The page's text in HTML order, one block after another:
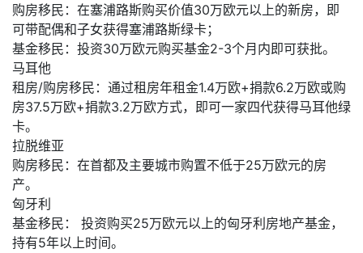
购房移民：在塞浦路斯购买价值30万欧元以上的新房，即
可带配偶和子女获得塞浦路斯绿卡；
基金移民：投资30万欧元购买基金2-3个月内即可获批。
马耳他
租房/购房移民：通过租房年租金1.4万欧+捐款6.2万欧或购
房37.5万欧+捐款3.2万欧方式，即可一家四代获得马耳他绿
卡。
拉脱维亚
购房移民：在首都及主要城市购置不低于25万欧元的房
产。
匈牙利
基金移民： 投资购买25万欧元以上的匈牙利房地产基金，
持有5年以上时间。